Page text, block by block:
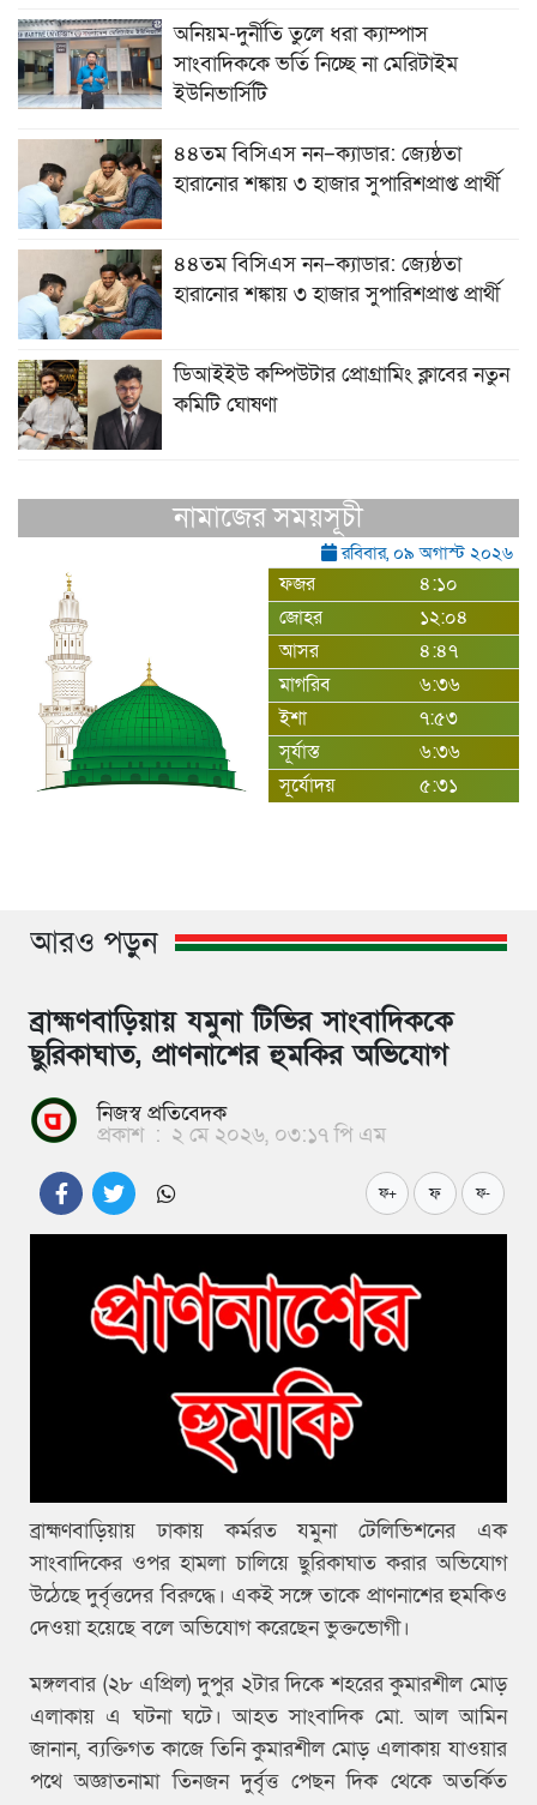
অনিয়ম-দুর্নীতি তুলে ধরা ক্যাম্পাস
সাংবাদিককে ভর্তি নিচ্ছে না মেরিটাইম
ইউনিভার্সিটি
৪৪তম বিসিএস নন–ক্যাডার: জ্যেষ্ঠতা
হারানোর শঙ্কায় ৩ হাজার সুপারিশপ্রাপ্ত প্রার্থী
৪৪তম বিসিএস নন–ক্যাডার: জ্যেষ্ঠতা
হারানোর শঙ্কায় ৩ হাজার সুপারিশপ্রাপ্ত প্রার্থী
ডিআইইউ কম্পিউটার প্রোগ্রামিং ক্লাবের নতুন
কমিটি ঘোষণা
নামাজের সময়সূচী
রবিবার, ০৯ অগাস্ট ২০২৬
ফজর
৪:১০
জোহর
১২:০৪
আসর
৪:৪৭
মাগরিব
৬:৩৬
ইশা
৭:৫৩
সূর্যাস্ত
৬:৩৬
সূর্যোদয়
৫:৩১
আরও পড়ুন
ব্রাহ্মণবাড়িয়ায় যমুনা টিভির সাংবাদিককে
ছুরিকাঘাত, প্রাণনাশের হুমকির অভিযোগ
নিজস্ব প্রতিবেদক
প্রকাশ : ২ মে ২০২৬, ০৩:১৭ পি এম
ফ+ ফ ফ-
ব্রাহ্মণবাড়িয়ায় ঢাকায় কর্মরত যমুনা টেলিভিশনের এক
সাংবাদিকের ওপর হামলা চালিয়ে ছুরিকাঘাত করার অভিযোগ
উঠেছে দুর্বৃত্তদের বিরুদ্ধে। একই সঙ্গে তাকে প্রাণনাশের হুমকিও
দেওয়া হয়েছে বলে অভিযোগ করেছেন ভুক্তভোগী।
মঙ্গলবার (২৮ এপ্রিল) দুপুর ২টার দিকে শহরের কুমারশীল মোড়
এলাকায় এ ঘটনা ঘটে। আহত সাংবাদিক মো. আল আমিন
জানান, ব্যক্তিগত কাজে তিনি কুমারশীল মোড় এলাকায় যাওয়ার
পথে অজ্ঞাতনামা তিনজন দুর্বৃত্ত পেছন দিক থেকে অতর্কিত